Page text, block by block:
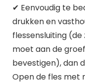
✔ Eenvoudig te
drukken en
flessensluiting
moet aan de
bevestigen), dan
Open de fles met